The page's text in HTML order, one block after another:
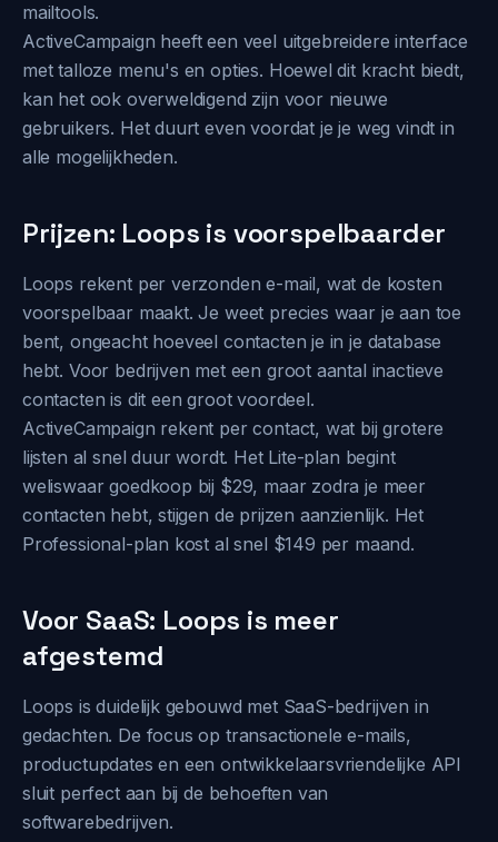
mailtools.
ActiveCampaign heeft een veel uitgebreidere interface
met talloze menu's en opties. Hoewel dit kracht biedt,
kan het ook overweldigend zijn voor nieuwe
gebruikers. Het duurt even voordat je je weg vindt in
alle mogelijkheden.
Prijzen: Loops is voorspelbaarder
Loops rekent per verzonden e-mail, wat de kosten
voorspelbaar maakt. Je weet precies waar je aan toe
bent, ongeacht hoeveel contacten je in je database
hebt. Voor bedrijven met een groot aantal inactieve
contacten is dit een groot voordeel.
ActiveCampaign rekent per contact, wat bij grotere
lijsten al snel duur wordt. Het Lite-plan begint
weliswaar goedkoop bij $29, maar zodra je meer
contacten hebt, stijgen de prijzen aanzienlijk. Het
Professional-plan kost al snel $149 per maand.
Voor SaaS: Loops is meer
afgestemd
Loops is duidelijk gebouwd met SaaS-bedrijven in
gedachten. De focus op transactionele e-mails,
productupdates en een ontwikkelaarsvriendelijke API
sluit perfect aan bij de behoeften van
softwarebedrijven.